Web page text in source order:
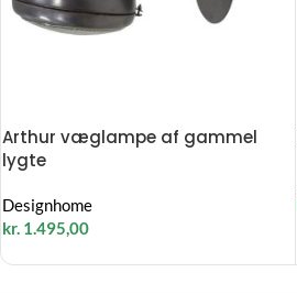
Arthur væglampe af gammel
lygte
Designhome
kr. 1.495,00